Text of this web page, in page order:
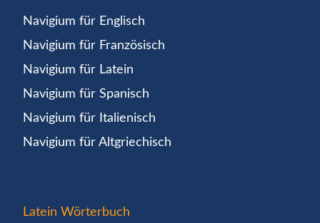
Navigium für Englisch
Navigium für Französisch
Navigium für Latein
Navigium für Spanisch
Navigium für Italienisch
Navigium für Altgriechisch
Latein Wörterbuch